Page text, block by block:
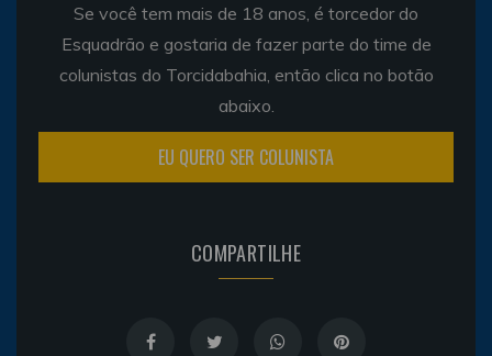
Se você tem mais de 18 anos, é torcedor do
Esquadrão e gostaria de fazer parte do time de
colunistas do Torcidabahia, então clica no botão
abaixo.
EU QUERO SER COLUNISTA
COMPARTILHE